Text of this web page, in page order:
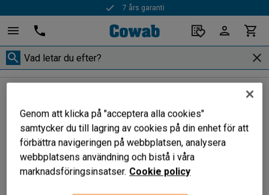
7 års garanti
Batteridrivna handstaplare
Filtrera
Genom att klicka på "acceptera alla cookies"
samtycker du till lagring av cookies på din enhet för att
förbättra navigeringen på webbplatsen, analysera
webbplatsens användning och bistå i våra
marknadsföringsinsatser. Cookie policy